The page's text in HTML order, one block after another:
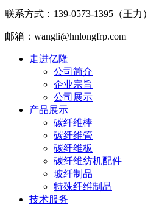
联系方式：139-0573-1395（王力）
邮箱：wangli@hnlongfrp.com
走进亿隆
公司简介
企业宗旨
公司展示
产品展示
碳纤维棒
碳纤维管
碳纤维板
碳纤维纺机配件
玻纤制品
特殊纤维制品
技术服务